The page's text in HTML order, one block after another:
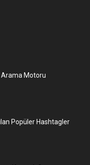
Arama Motoru
Popüler Hashtagler